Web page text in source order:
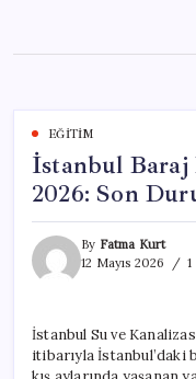
content
EĞITIM
İstanbul Baraj
2026: Son
By Fatma Kurt
12 Mayıs 2026
İstanbul Su ve
itibarıyla İstanbul’daki